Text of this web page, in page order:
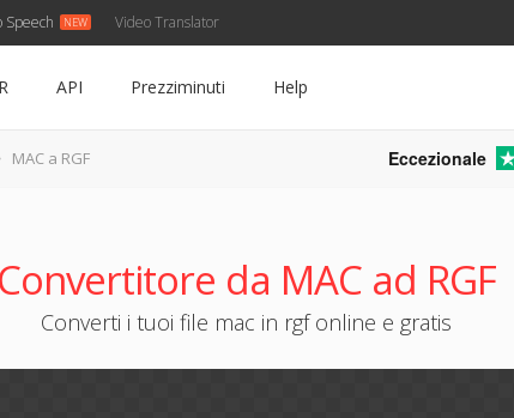
Speech Video Translator
API Prezziminuti Help
MAC a RGF Eccezionale
Convertitore da MAC ad RGF
Converti i tuoi file mac in rgf online e gratis